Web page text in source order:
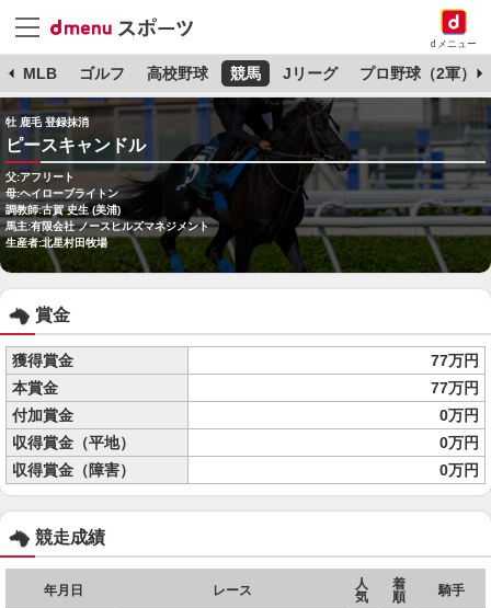
dメニュー
MLB ゴルフ 高校野球 競馬 Jリーグ プロ野球（2軍）
牡 鹿毛 登録抹消
ピースキャンドル
父:アフリート
母:ヘイローブライトン
調教師:古賀 史生 (美浦)
馬主:有限会社 ノースヒルズマネジメント
生産者:北星村田牧場
賞金
獲得賞金
77万円
本賞金
77万円
付加賞金
0万円
収得賞金（平地）
0万円
収得賞金（障害）
0万円
競走成績
年月日 レース
人
気
着
順
騎手